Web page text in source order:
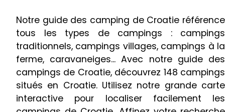
Notre guide des camping de Croatie référence
tous les types de campings : campings
traditionnels, campings villages, campings à la
ferme, caravaneiges... Avec notre guide des
campings de Croatie, découvrez 148 campings
situés en Croatie. Utilisez notre grande carte
interactive pour localiser facilement les